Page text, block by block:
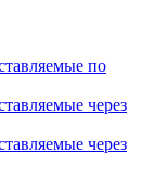
по
через
через